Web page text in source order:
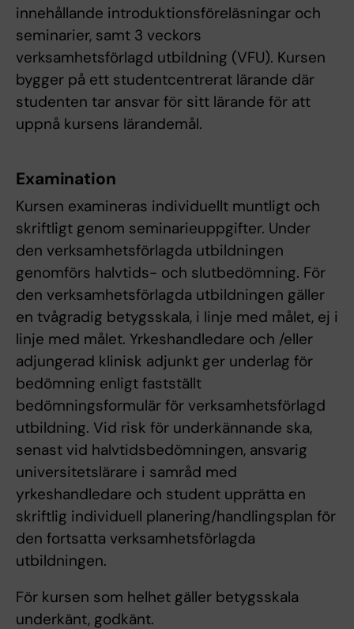
innehållande introduktionsföreläsningar och
seminarier, samt 3 veckors
verksamhetsförlagd utbildning (VFU). Kursen
bygger på ett studentcentrerat lärande där
studenten tar ansvar för sitt lärande för att
uppnå kursens lärandemål.
Examination
Kursen examineras individuellt muntligt och
skriftligt genom seminarieuppgifter. Under
den verksamhetsförlagda utbildningen
genomförs halvtids- och slutbedömning. För
den verksamhetsförlagda utbildningen gäller
en tvågradig betygsskala, i linje med målet, ej i
linje med målet. Yrkeshandledare och /eller
adjungerad klinisk adjunkt ger underlag för
bedömning enligt fastställt
bedömningsformulär för verksamhetsförlagd
utbildning. Vid risk för underkännande ska,
senast vid halvtidsbedömningen, ansvarig
universitetslärare i samråd med
yrkeshandledare och student upprätta en
skriftlig individuell planering/handlingsplan för
den fortsatta verksamhetsförlagda
utbildningen.
För kursen som helhet gäller betygsskala
underkänt, godkänt.